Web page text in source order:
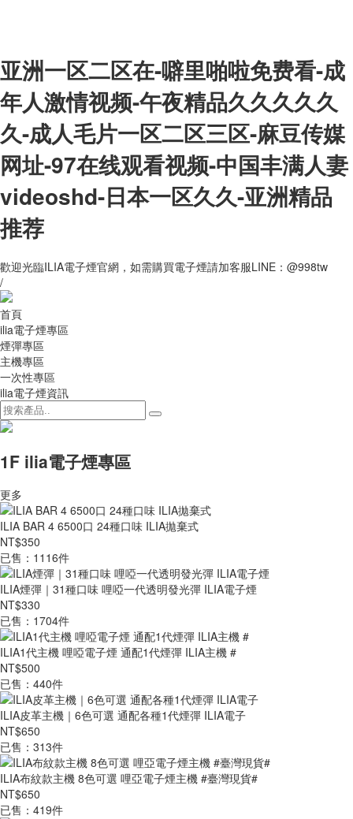
亚洲一区二区在-噼里啪啦免费看-成
年人激情视频-午夜精品久久久久久
久-成人毛片一区二区三区-麻豆传媒
网址-97在线观看视频-中国丰满人妻
videoshd-日本一区久久-亚洲精品
推荐
歡迎光臨ILIA電子煙官網，如需購買電子煙請加客服LINE：@998tw
/
首頁
ilia電子煙專區
煙彈專區
主機專區
一次性專區
ilia電子煙資訊
1F ilia電子煙專區
更多
ILIA BAR 4 6500口 24種口味 ILIA拋棄式
NT$350
已售：1116件
ILIA煙彈｜31種口味 哩啞一代透明發光彈 ILIA電子煙
NT$330
已售：1704件
ILIA1代主機 哩啞電子煙 通配1代煙彈 ILIA主機 #
NT$500
已售：440件
ILIA皮革主機｜6色可選 通配各種1代煙彈 ILIA電子
NT$650
已售：313件
ILIA布紋款主機 8色可選 哩亞電子煙主機 #臺灣現貨#
NT$650
已售：419件